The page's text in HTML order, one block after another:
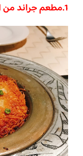
1.مطعم جراند من افضل مطاعم جراند حياة قطر